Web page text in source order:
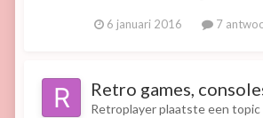
6 januari 2016 7
Retro games,
Retroplayerplaatste een topic